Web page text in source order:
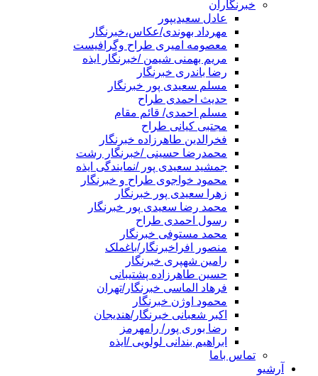
خبرنگاران
عادل سعیدیپور
مهرداد بهوندی/عکاس،خبرنگار
معصومه امیری طراح وگرافیست
مریم بهمنی شیمن /خبرنگار ایذه
رضا باندری خبرنگار
مسلم سعیدی پور خبرنگار
حدیث احمدی طراح
مسلم احمدی/ قائم مقام
مجتبی کیانی طراح
فخرالدین طاهرزاده خبرنگار
محمدرضا حسینی /خبرنگار رشت
جمشید سعیدی پور /نمایندگی ایذه
محمود خواجوی طراح و خبرنگار
زهرا سعیدی پور خبرنگار
محمد رضا سعیدی پور خبرنگار
رسول احمدی طراح
محمد مستوفی خبرنگار
منصور افراخبرنگار/باغملک
رامین شهپری خبرنگار
حسین طاهرزاده پشتیبانی
فرهاد الماسی خبرنگار/تهران
محمود اوژن خبرنگار
اکبر شعبانی خبرنگار/هندیجان
رضا بوری پور/ رامهرمز
ابراهیم بندانی لولویی /ایذه
تماس باما
آرشیو